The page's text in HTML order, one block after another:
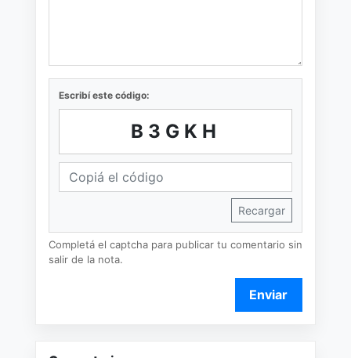
Escribí este código:
B3GKH
Recargar
Completá el captcha para publicar tu comentario sin
salir de la nota.
Enviar